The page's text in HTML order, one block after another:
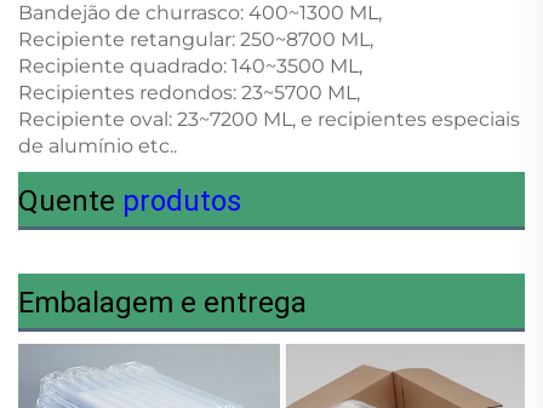
Bandejão de churrasco: 400~1300 ML,
Recipiente retangular: 250~8700 ML,
Recipiente quadrado: 140~3500 ML,
Recipientes redondos: 23~5700 ML,
Recipiente oval: 23~7200 ML, e recipientes especiais
de alumínio etc..
Quente produtos
Embalagem e entrega